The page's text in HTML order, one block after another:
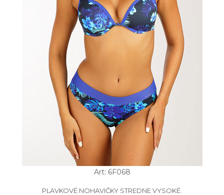
Art: 6F068
PLAVKOVÉ NOHAVIČKY STREDNE VYSOKÉ.